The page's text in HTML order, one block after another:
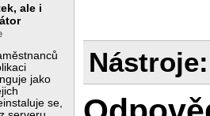
ale i
jako
se,
Nástroje: